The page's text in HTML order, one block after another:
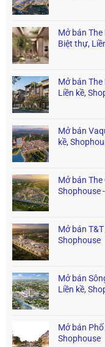
Mở bán The
Biệt thự,
Mở bán
Liền kề,
Mở bán
kề,
Mở bán
Shophouse
Mở bán
Shophouse
Mở bán
Liền kề,
Mở bán
Shophouse